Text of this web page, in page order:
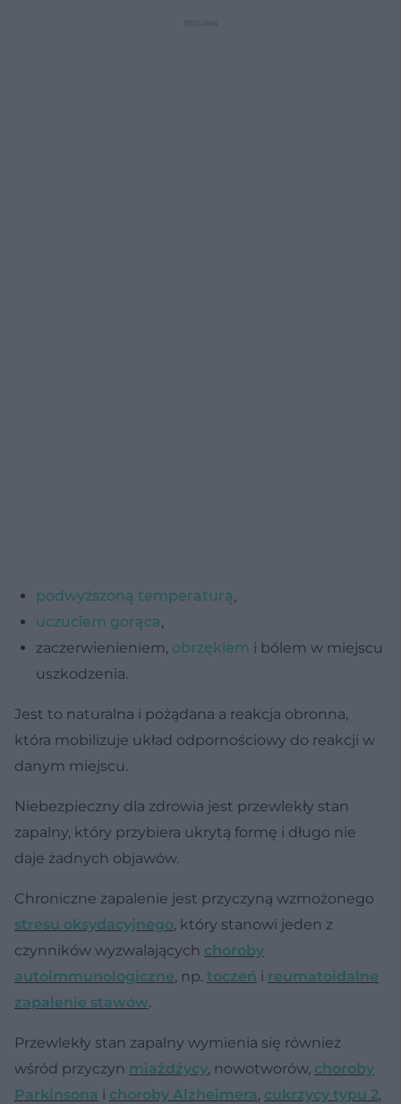
podwyższoną temperaturą,
uczuciem gorąca,
zaczerwienieniem, obrzękiem i bólem w miejscu
uszkodzenia.
Jest to naturalna i pożądana a reakcja obronna,
która mobilizuje układ odpornościowy do reakcji w
danym miejscu.
Niebezpieczny dla zdrowia jest przewlekły stan
zapalny, który przybiera ukrytą formę i długo nie
daje żadnych objawów.
Chroniczne zapalenie jest przyczyną wzmożonego
stresu oksydacyjnego, który stanowi jeden z
czynników wyzwalających choroby
autoimmunologiczne, np. toczeń i reumatoidalne
zapalenie stawów.
Przewlekły stan zapalny wymienia się również
wśród przyczyn miażdżycy, nowotworów, choroby
Parkinsona i choroby Alzheimera, cukrzycy typu 2,